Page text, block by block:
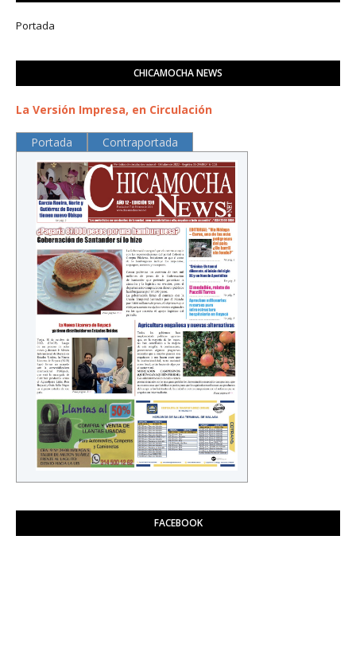
Portada
CHICAMOCHA NEWS
La Versión Impresa, en Circulación
Portada Contraportada
FACEBOOK